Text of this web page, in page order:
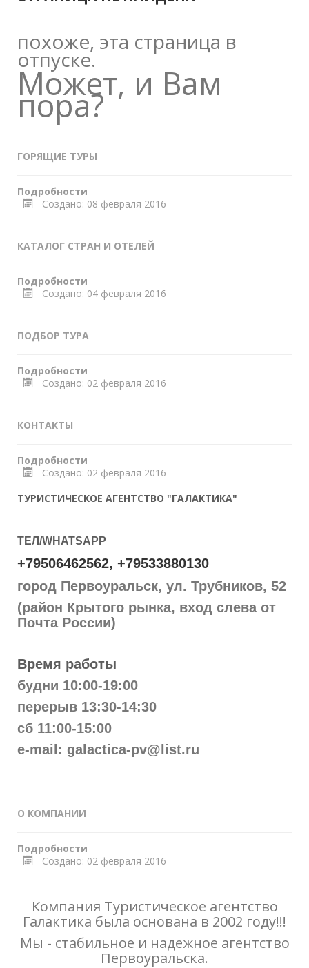
похоже, эта страница в
отпуске.
Может, и Вам
пора?
ГОРЯЩИЕ ТУРЫ
Подробности
Создано: 08 февраля 2016
КАТАЛОГ СТРАН И ОТЕЛЕЙ
Подробности
Создано: 04 февраля 2016
ПОДБОР ТУРА
Подробности
Создано: 02 февраля 2016
КОНТАКТЫ
Подробности
Создано: 02 февраля 2016
ТУРИСТИЧЕСКОЕ АГЕНТСТВО "ГАЛАКТИКА"
ТЕЛ/WHATSAPP
+79506462562, +79533880130
город Первоуральск, ул. Трубников, 52
(район Крытого рынка, вход слева от
Почта России)
Время работы
будни 10:00-19:00
перерыв 13:30-14:30
сб 11:00-15:00
e-mail: galactica-pv@list.ru
О КОМПАНИИ
Подробности
Создано: 02 февраля 2016
Компания Туристическое агентство
Галактика была основана в 2002 году!!!
Мы - стабильное и надежное агентство
Первоуральска.